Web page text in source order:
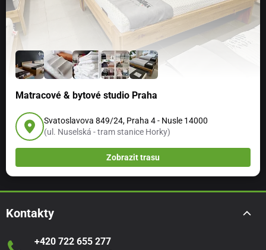
Matracové & bytové studio Praha
Svatoslavova 849/24, Praha 4 - Nusle 14000
(ul. Nuselská - tram stanice Horky)
Zobrazit trasu
Kontakty
+420 722 655 277